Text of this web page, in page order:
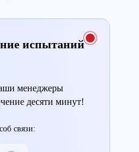
испытаний
менеджеры
десяти минут!
связи: